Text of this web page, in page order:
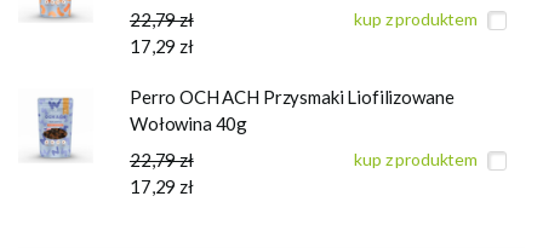
22,79 zł
17,29 zł
kup z produktem
Perro OCH ACH Przysmaki Liofilizowane
Wołowina 40g
22,79 zł
17,29 zł
kup z produktem